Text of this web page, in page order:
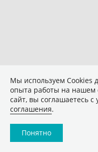
Мы используем Сookies
опыта работы на нашем
сайт, вы соглашаетесь с
соглашения.
Понятно